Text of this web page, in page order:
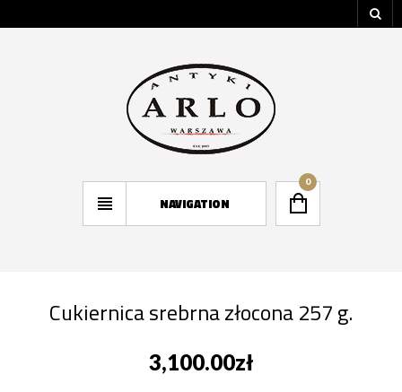
NAVIGATION
0
Cukiernica srebrna złocona 257 g.
3,100.00zł